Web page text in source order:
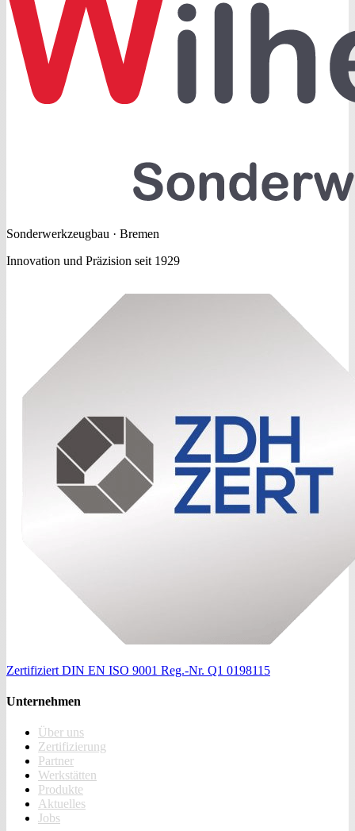
Mit Klick auf den Button laden Sie eine interaktive Karte
von Google. Dabei werden Daten an Google übertragen.
Details in unserer
Datenschutzerklärung.
Sonderwerkzeugbau · Bremen
Innovation und Präzision seit 1929
Zertifiziert DIN EN ISO 9001 Reg.-Nr. Q1 0198115
Unternehmen
Über uns
Zertifizierung
Partner
Werkstätten
Produkte
Aktuelles
Jobs